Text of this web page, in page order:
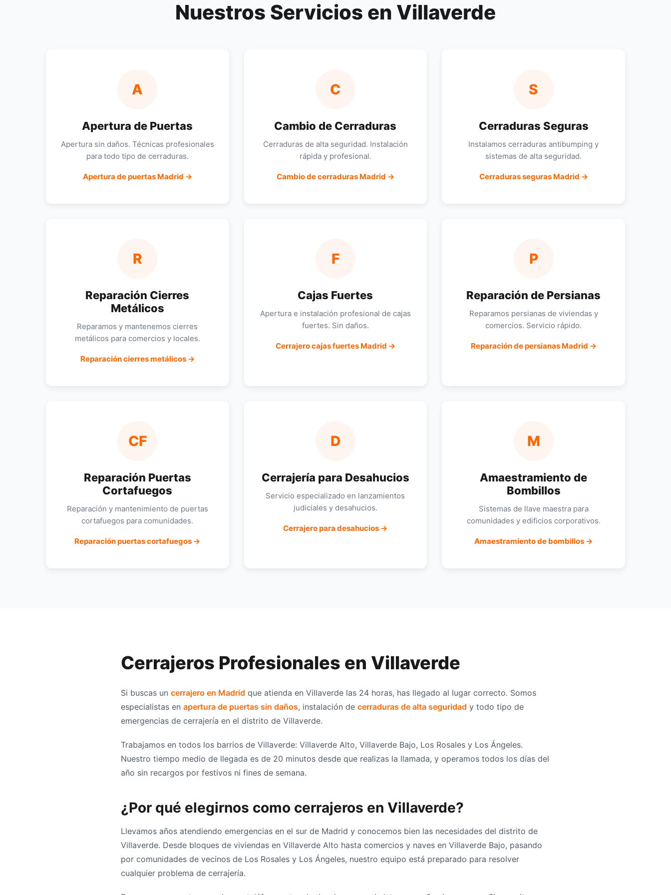
Nuestros Servicios en Villaverde
A
Apertura de Puertas
Apertura sin daños. Técnicas profesionales
para todo tipo de cerraduras.
Apertura de puertas Madrid →
C
Cambio de Cerraduras
Cerraduras de alta seguridad. Instalación
rápida y profesional.
Cambio de cerraduras Madrid →
S
Cerraduras Seguras
Instalamos cerraduras antibumping y
sistemas de alta seguridad.
Cerraduras seguras Madrid →
R
Reparación Cierres
Metálicos
Reparamos y mantenemos cierres
metálicos para comercios y locales.
Reparación cierres metálicos →
F
Cajas Fuertes
Apertura e instalación profesional de cajas
fuertes. Sin daños.
Cerrajero cajas fuertes Madrid →
P
Reparación de Persianas
Reparamos persianas de viviendas y
comercios. Servicio rápido.
Reparación de persianas Madrid →
CF
Reparación Puertas
Cortafuegos
Reparación y mantenimiento de puertas
cortafuegos para comunidades.
Reparación puertas cortafuegos →
D
Cerrajería para Desahucios
Servicio especializado en lanzamientos
judiciales y desahucios.
Cerrajero para desahucios →
M
Amaestramiento de
Bombillos
Sistemas de llave maestra para
comunidades y edificios corporativos.
Amaestramiento de bombillos →
Cerrajeros Profesionales en Villaverde
Si buscas un cerrajero en Madrid que atienda en Villaverde las 24 horas, has llegado al lugar correcto. Somos
especialistas en apertura de puertas sin daños, instalación de cerraduras de alta seguridad y todo tipo de
emergencias de cerrajería en el distrito de Villaverde.
Trabajamos en todos los barrios de Villaverde: Villaverde Alto, Villaverde Bajo, Los Rosales y Los Ángeles.
Nuestro tiempo medio de llegada es de 20 minutos desde que realizas la llamada, y operamos todos los días del
año sin recargos por festivos ni fines de semana.
¿Por qué elegirnos como cerrajeros en Villaverde?
Llevamos años atendiendo emergencias en el sur de Madrid y conocemos bien las necesidades del distrito de
Villaverde. Desde bloques de viviendas en Villaverde Alto hasta comercios y naves en Villaverde Bajo, pasando
por comunidades de vecinos de Los Rosales y Los Ángeles, nuestro equipo está preparado para resolver
cualquier problema de cerrajería.